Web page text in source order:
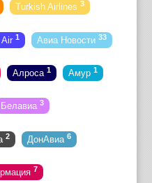
Turkish Airlines 3
1 Авиа Новости 33
Алроса 1 Амур 1
Белавиа 3
2 ДонАвиа 6
7